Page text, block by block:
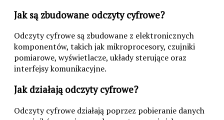
Jak są zbudowane odczyty cyfrowe?
Odczyty cyfrowe są zbudowane z elektronicznych
komponentów, takich jak mikroprocesory, czujniki
pomiarowe, wyświetlacze, układy sterujące oraz
interfejsy komunikacyjne.
Jak działają odczyty cyfrowe?
Odczyty cyfrowe działają poprzez pobieranie danych